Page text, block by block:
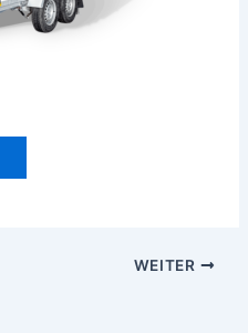
WEITER